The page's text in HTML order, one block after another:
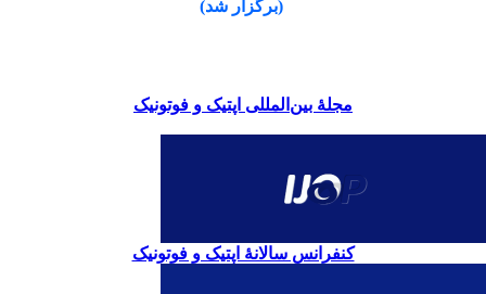
(برگزار شد)
مجلۀ بین‌المللی اپتیک و فوتونیک
کنفرانس سالانۀ اپتیک و فوتونیک